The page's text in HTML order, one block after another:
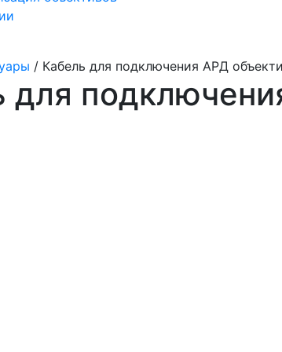
/ Кабель для подключения АРД
для